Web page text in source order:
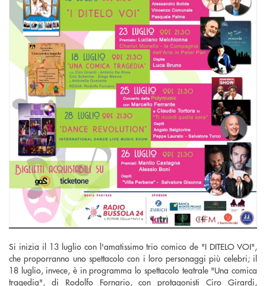
Si inizia il 13 luglio con l'amatissimo trio comico de "I DITELO VOI",
che proporranno uno spettacolo con i loro personaggi più celebri; il
18 luglio, invece, è in programma lo spettacolo teatrale "Una comica
tragedia", di Rodolfo Fornario, con protagonisti Ciro Girardi,